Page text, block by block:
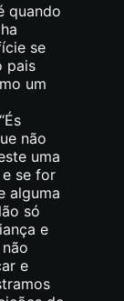
quando
se
pais
um
não
uma
e se for
alguma
só
e
e